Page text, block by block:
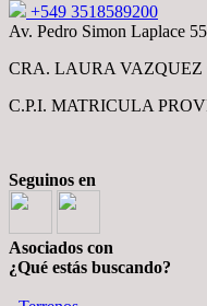
+549 3518589200
Av. Pedro Simon Laplace
CRA. LAURA
C.P.I. MATRICULA
Seguinos en
Asociados con
¿Qué estás buscando?